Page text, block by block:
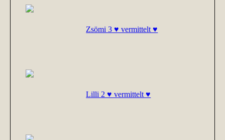
Zsömi 3 ♥ vermittelt ♥
Lilli 2 ♥ vermittelt ♥